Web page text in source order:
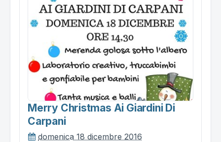
Merry Christmas Ai Giardini Di
Carpani
domenica 18 dicembre 2016